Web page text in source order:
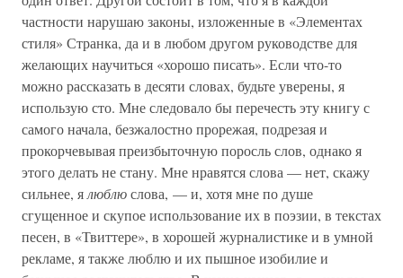
частности нарушаю законы, изложенные в «Элементах
стиля» Странка, да и в любом другом руководстве для
желающих научиться «хорошо писать». Если что-то
можно рассказать в десяти словах, будьте уверены, я
использую сто. Мне следовало бы перечесть эту книгу с
самого начала, безжалостно прорежая, подрезая и
прокорчевывая преизбыточную поросль слов, однако я
этого делать не стану. Мне нравятся слова — нет, скажу
сильнее, ялюблюслова, — и, хотя мне по душе
сгущенное и скупое использование их в поэзии, в текстах
песен, в «Твиттере», в хорошей журналистике и в умной
рекламе, я также люблю и их пышное изобилие и